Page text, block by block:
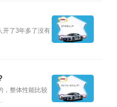
开了3年多了没有
，整体性能比较